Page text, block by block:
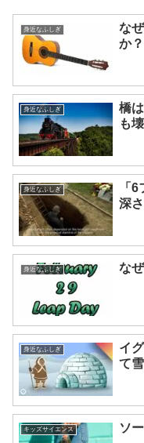
身近なふしぎ
な
か？
身近なふしぎ
橋
も
身近なふしぎ
「
深
身近なふしぎ な
身近なふしぎ
イ
て
キッズサイエンス ソ